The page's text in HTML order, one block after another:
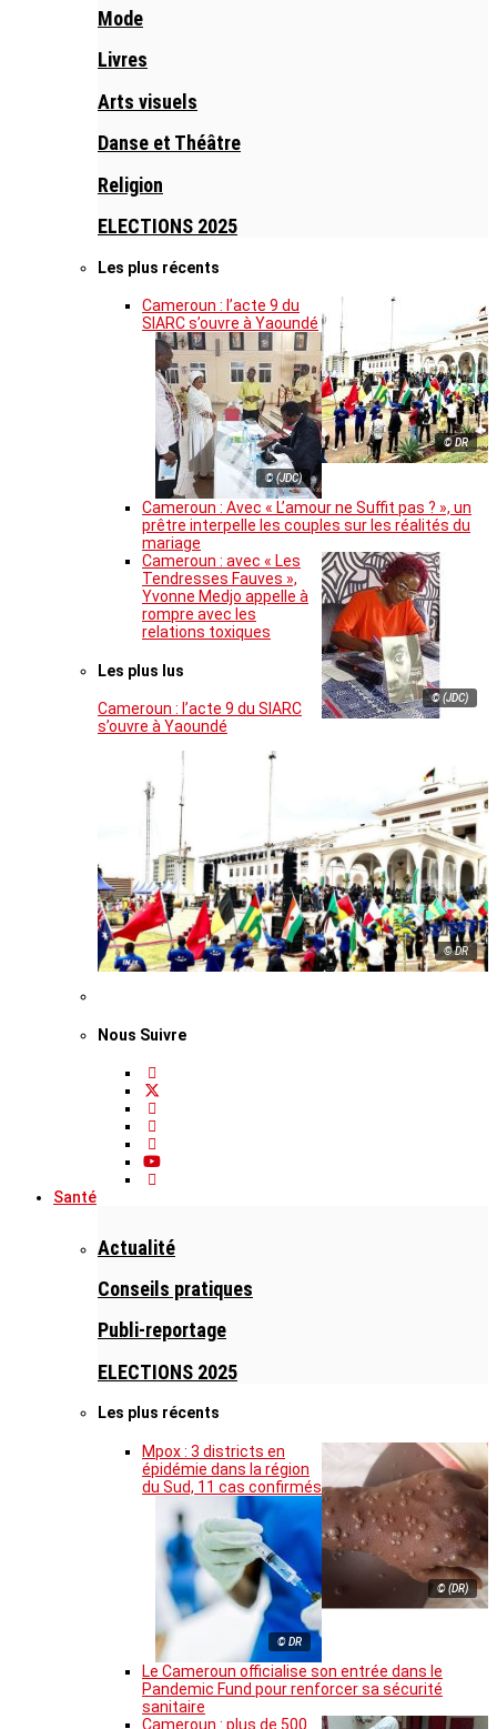
Mode
Livres
Arts visuels
Danse et Théâtre
Religion
ELECTIONS 2025
Les plus récents
© DR
Cameroun : l’acte 9 du
SIARC s’ouvre à Yaoundé
© (JDC)
Cameroun : Avec « L’amour ne Suffit pas ? », un
prêtre interpelle les couples sur les réalités du
mariage
© (JDC)
Cameroun : avec « Les
Tendresses Fauves »,
Yvonne Medjo appelle à
rompre avec les
relations toxiques
Les plus lus
Cameroun : l’acte 9 du SIARC
s’ouvre à Yaoundé
© DR
Nous Suivre
Santé
Actualité
Conseils pratiques
Publi-reportage
ELECTIONS 2025
Les plus récents
© (DR)
Mpox : 3 districts en
épidémie dans la région
du Sud, 11 cas confirmés
© DR
Le Cameroun officialise son entrée dans le
Pandemic Fund pour renforcer sa sécurité
sanitaire
Cameroun : plus de 500